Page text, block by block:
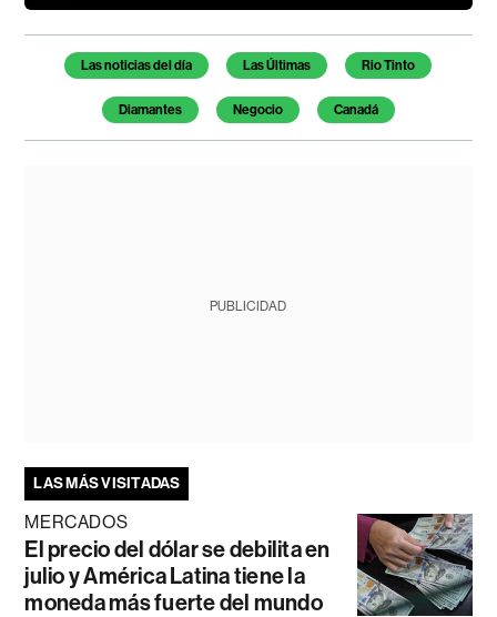
Temas de este artículo
Las noticias del día Las Últimas Rio Tinto
Diamantes Negocio Canadá
PUBLICIDAD
LAS MÁS VISITADAS
MERCADOS
El precio del dólar se debilita en
julio y América Latina tiene la
moneda más fuerte del mundo